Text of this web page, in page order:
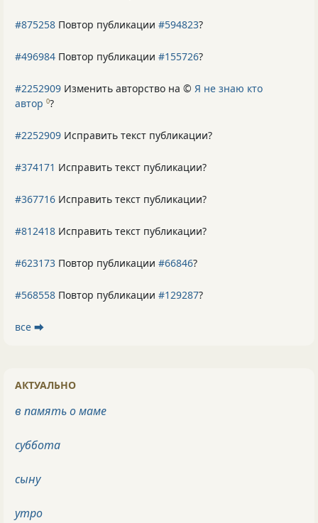
#875258 Повтор публикации #594823?
#496984 Повтор публикации #155726?
#2252909 Изменить авторство на © Я не знаю кто
автор 0?
#2252909 Исправить текст публикации?
#374171 Исправить текст публикации?
#367716 Исправить текст публикации?
#812418 Исправить текст публикации?
#623173 Повтор публикации #66846?
#568558 Повтор публикации #129287?
все ⮕
АКТУАЛЬНО
в память о маме
суббота
сыну
утро